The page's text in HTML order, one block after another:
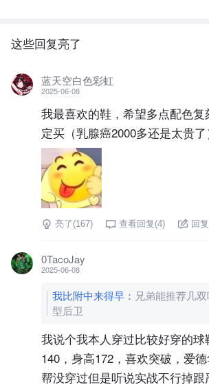
这些回复亮了
蓝天空白色彩虹
2025-06-08
我最喜欢的鞋，希望多点配色
定买（乳腺癌2000多还是太贵了
亮了(167) 查看回复(4) 回复
0TacoJay
2025-06-08
我比附中来得早 ： 兄弟能推荐几
型后卫
我说个我本人穿过比较好穿的
140，身高172，喜欢突破，爱
帮没穿过但是听说实战不行掉